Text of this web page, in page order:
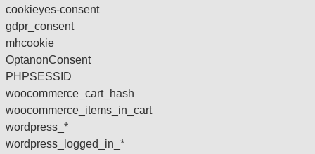
cookieyes-consent
gdpr_consent
mhcookie
OptanonConsent
PHPSESSID
woocommerce_cart_hash
woocommerce_items_in_cart
wordpress_*
wordpress_logged_in_*